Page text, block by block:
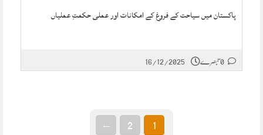
پاکستان میں سیاحت کے فروغ کے امکانات اور عملی حکمتِ عملیاں
16/12/2025
1
2
←